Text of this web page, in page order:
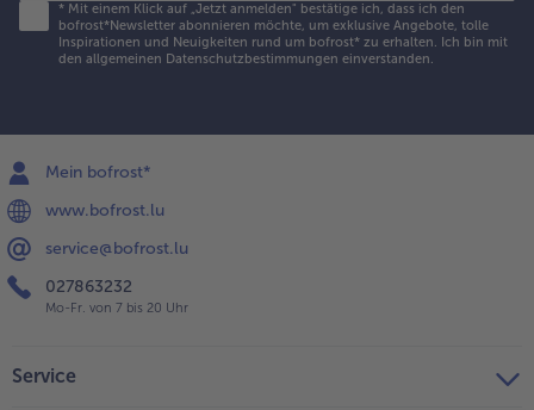
* Mit einem Klick auf „Jetzt anmelden" bestätige ich, dass ich den
bofrost*Newsletter abonnieren möchte, um exklusive Angebote, tolle
Inspirationen und Neuigkeiten rund um bofrost* zu erhalten. Ich bin mit
den allgemeinen Datenschutzbestimmungen einverstanden.
Mein bofrost*
www.bofrost.lu
service@bofrost.lu
027863232
Mo-Fr. von 7 bis 20 Uhr
Service